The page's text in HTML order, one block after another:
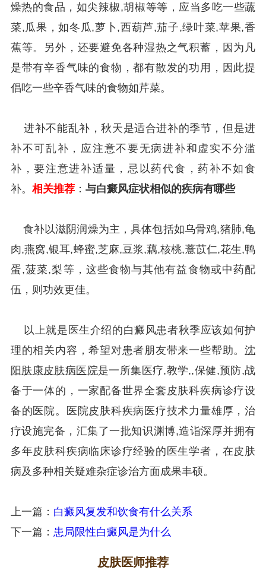
燥热的食品，如尖辣椒,胡椒等等，应当多吃一些蔬
菜,瓜果，如冬瓜,萝卜,西葫芦,茄子,绿叶菜,苹果,香
蕉等。另外，还要避免各种湿热之气积蓄，因为凡
是带有辛香气味的食物，都有散发的功用，因此提
倡吃一些辛香气味的食物如芹菜。
进补不能乱补，秋天是适合进补的季节，但是进
补不可乱补，应注意不要无病进补和虚实不分滥
补，要注意进补适量，忌以药代食，药补不如食
补。 相关推荐： 与白癜风症状相似的疾病有哪些
食补以滋阴润燥为主，具体包括如乌骨鸡,猪肺,龟
肉,燕窝,银耳,蜂蜜,芝麻,豆浆,藕,核桃,薏苡仁,花生,鸭
蛋,菠菜,梨等，这些食物与其他有益食物或中药配
伍，则功效更佳。
以上就是医生介绍的白癜风患者秋季应该如何护
理的相关内容，希望对患者朋友带来一些帮助。沈
阳肤康皮肤病医院是一所集医疗,教学,,保健,预防,战
备于一体的，一家配备世界全套皮肤科疾病诊疗设
备的医院。医院皮肤科疾病医疗技术力量雄厚，治
疗设施完备，汇集了一批知识渊博,造诣深厚并拥有
多年皮肤科疾病临床诊疗经验的医生学者，在皮肤
病及多种相关疑难杂症诊治方面成果丰硕。
上一篇： 白癜风复发和饮食有什么关系
下一篇： 患局限性白癜风是为什么
皮肤医师推荐